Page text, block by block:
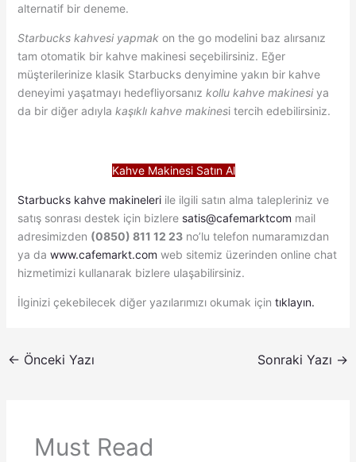
alternatif bir deneme.
Starbucks kahvesi yapmakon the go modelini baz alırsanız
tam otomatik bir kahve makinesi seçebilirsiniz. Eğer
müşterilerinize klasik Starbucks denyimine yakın bir kahve
deneyimi yaşatmayı hedefliyorsanız kollu kahve makinesiya
da bir diğer adıyla kaşıklı kahve makinesi tercih edebilirsiniz.
Kahve Makinesi Satın Al
Starbucks kahve makineleriile ilgili satın alma talepleriniz ve
satış sonrası destek için bizlere satis@cafemarktcom mail
adresimizden (0850) 811 12 23no’lu telefon numaramızdan
ya da www.cafemarkt.com web sitemiz üzerinden online chat
hizmetimizi kullanarak bizlere ulaşabilirsiniz.
İlginizi çekebilecek diğer yazılarımızı okumak için tıklayın.
← Önceki Yazı Sonraki Yazı →
Must Read